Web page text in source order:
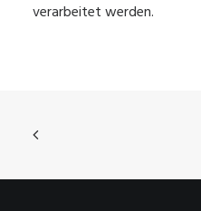
verarbeitet werden.